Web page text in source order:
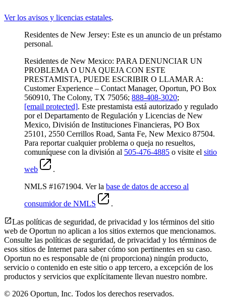
Ver los avisos y licencias estatales.
Residentes de New Jersey: Este es un anuncio de un préstamo
personal.
Residentes de New Mexico: PARA DENUNCIAR UN
PROBLEMA O UNA QUEJA CON ESTE
PRESTAMISTA, PUEDE ESCRIBIR O LLAMAR A:
Customer Experience – Contact Manager, Oportun, PO Box
560910, The Colony, TX 75056; 888-408-3020;
[email protected]. Este prestamista está autorizado y regulado
por el Departamento de Regulación y Licencias de New
Mexico, División de Instituciones Financieras, PO Box
25101, 2550 Cerrillos Road, Santa Fe, New Mexico 87504.
Para reportar cualquier problema o queja no resueltos,
comuníquese con la división al 505-476-4885 o visite el sitio
web
.
NMLS #1671904. Ver la base de datos de acceso al
consumidor de NMLS
.
Las políticas de seguridad, de privacidad y los términos del sitio
web de Oportun no aplican a los sitios externos que mencionamos.
Consulte las políticas de seguridad, de privacidad y los términos de
esos sitios de Internet para saber cómo son pertinentes en su caso.
Oportun no es responsable de (ni proporciona) ningún producto,
servicio o contenido en este sitio o app tercero, a excepción de los
productos y servicios que explícitamente llevan nuestro nombre.
© 2026 Oportun, Inc. Todos los derechos reservados.